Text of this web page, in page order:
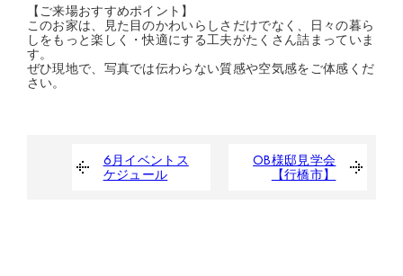
【ご来場おすすめポイント】
このお家は、見た目のかわいらしさだけでなく、日々の暮ら
しをもっと楽しく・快適にする工夫がたくさん詰まっていま
す。
ぜひ現地で、写真では伝わらない質感や空気感をご体感くだ
さい。
6月イベントス
ケジュール
OB様邸見学会
【行橋市】